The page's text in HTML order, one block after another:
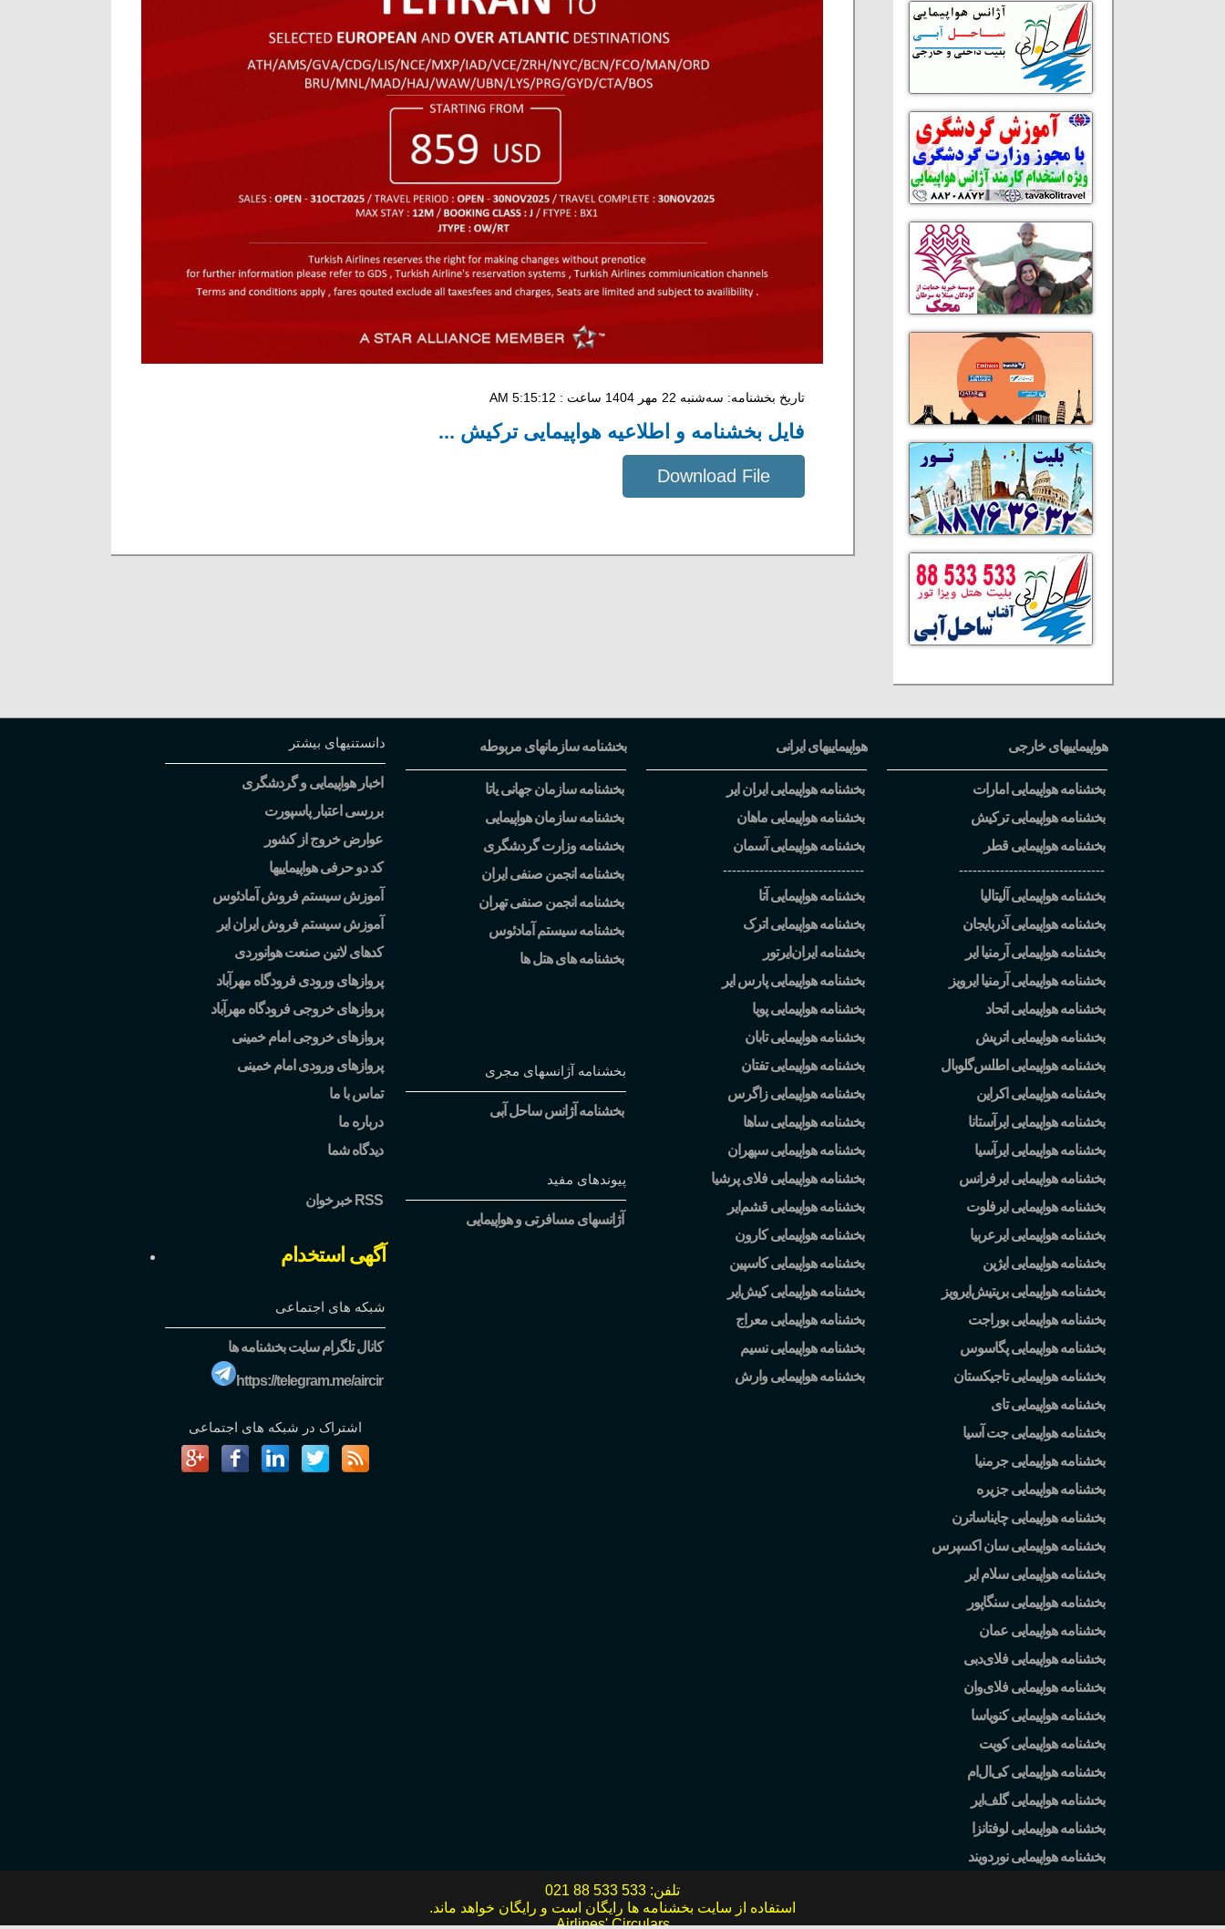
تاریخ بخشنامه: سه‌شنبه 22 مهر 1404 ساعت : 5:15:12 AM
فایل بخشنامه و اطلاعیه هواپیمایی ترکیش ...
Download File
هواپیماییهای خارجی
بخشنامه هواپیمایی امارات
بخشنامه هواپیمایی ترکیش
بخشنامه هواپیمایی قطر
--------------------------------
بخشنامه هواپیمایی آلیتالیا
بخشنامه هواپیمایی آذربایجان
بخشنامه هواپیمایی آرمنیا ایر
بخشنامه هواپیمایی آرمنیا ایرویز
بخشنامه هواپیمایی اتحاد
بخشنامه هواپیمایی اتریش
بخشنامه هواپیمایی اطلسگلوبال
بخشنامه هواپیمایی اکراین
بخشنامه هواپیمایی ایرآستانا
بخشنامه هواپیمایی ایرآسیا
بخشنامه هواپیمایی ایرفرانس
بخشنامه هواپیمایی ایرفلوت
بخشنامه هواپیمایی ایرعربیا
بخشنامه هواپیمایی ایژین
بخشنامه هواپیمایی بریتیشایرویز
بخشنامه هواپیمایی بوراجت
بخشنامه هواپیمایی پگاسوس
بخشنامه هواپیمایی تاجیکستان
بخشنامه هواپیمایی تای
بخشنامه هواپیمایی جت آسیا
بخشنامه هواپیمایی جرمنیا
بخشنامه هواپیمایی جزیره
بخشنامه هواپیمایی چایناساترن
بخشنامه هواپیمایی سان اکسپرس
بخشنامه هواپیمایی سلام ایر
بخشنامه هواپیمایی سنگاپور
بخشنامه هواپیمایی عمان
بخشنامه هواپیمایی فلایدبی
بخشنامه هواپیمایی فلایوان
بخشنامه هواپیمایی کنویاسا
بخشنامه هواپیمایی کویت
بخشنامه هواپیمایی کی الام
بخشنامه هواپیمایی گلفایر
بخشنامه هواپیمایی لوفتانزا
بخشنامه هواپیمایی نوردویند
هواپیماییهای ایرانی
بخشنامه هواپیمایی ایران ایر
بخشنامه هواپیمایی ماهان
بخشنامه هواپیمایی آسمان
-------------------------------
بخشنامه هواپیمایی آتا
بخشنامه هواپیمایی اترک
بخشنامه ایرانایرتور
بخشنامه هواپیمایی پارس ایر
بخشنامه هواپیمایی پویا
بخشنامه هواپیمایی تابان
بخشنامه هواپیمایی تفتان
بخشنامه هواپیمایی زاگرس
بخشنامه هواپیمایی ساها
بخشنامه هواپیمایی سپهران
بخشنامه هواپیمایی فلای پرشیا
بخشنامه هواپیمایی قشمایر
بخشنامه هواپیمایی کارون
بخشنامه هواپیمایی کاسپین
بخشنامه هواپیمایی کیشایر
بخشنامه هواپیمایی معراج
بخشنامه هواپیمایی نسیم
بخشنامه هواپیمایی وارش
بخشنامه سازمانهای مربوطه
بخشنامه سازمان جهانی یاتا
بخشنامه سازمان هواپیمایی
بخشنامه وزارت گردشگری
بخشنامه انجمن صنفی ایران
بخشنامه انجمن صنفی تهران
بخشنامه سیستم آمادئوس
بخشنامه های هتل ها
بخشنامه آژانسهای مجری
بخشنامه آژانس ساحل آبی
پیوندهای مفید
آژانسهای مسافرتی و هواپیمایی
دانستنیهای بیشتر
اخبار هواپیمایی و گردشگری
بررسی اعتبار پاسپورت
عوارض خروج از کشور
کد دو حرفی هواپیماییها
آموزش سیستم فروش آمادئوس
آموزش سیستم فروش ایران ایر
کدهای لاتین صنعت هوانوردی
پروازهای ورودی فرودگاه مهرآباد
پروازهای خروجی فرودگاه مهرآباد
پروازهای خروجی امام خمینی
پروازهای ورودی امام خمینی
تماس با ما
درباره ما
دیدگاه شما
خبرخوان RSS
آگهی استخدام
شبکه های اجتماعی
کانال تلگرام سایت بخشنامه ها
https://telegram.me/aircir
اشتراک در شبکه های اجتماعی
تلفن: 021 88 533 533
استفاده از سایت بخشنامه ها رایگان است و رایگان خواهد ماند.
Airlines' Circulars